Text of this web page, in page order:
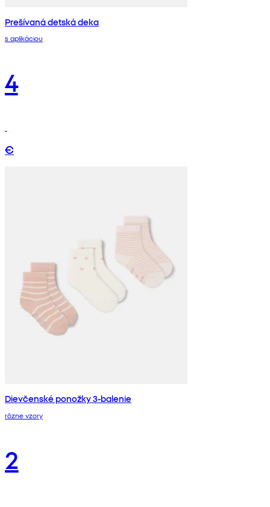
Prešívaná detská deka
s aplikáciou
4
€
Dievčenské ponožky 3-balenie
rôzne vzory
2